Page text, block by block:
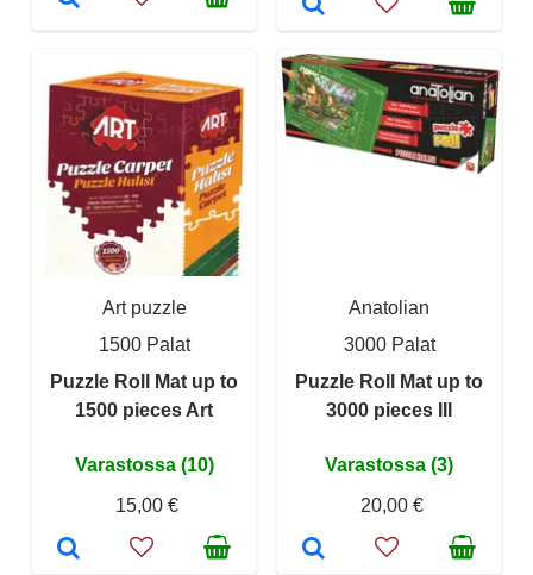
Art puzzle
1500 Palat
Puzzle Roll Mat up to
1500 pieces Art
Varastossa (10)
15,00 €
Anatolian
3000 Palat
Puzzle Roll Mat up to
3000 pieces III
Varastossa (3)
20,00 €